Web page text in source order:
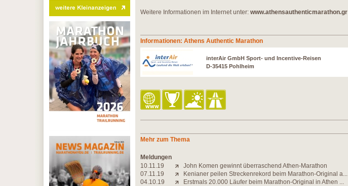
Weitere Informationen im Internet unter: www.athensauthenticmarathon.gr
Informationen: Athens Authentic Marathon
interAir GmbH Sport- und Incentive-Reisen
D-35415 Pohlheim
Mehr zum Thema
Meldungen
10.11.19
John Komen gewinnt überraschend Athen-Marathon
07.11.19
Kenianer peilen Streckenrekord beim Marathon-Original a...
04.10.19
Erstmals 20.000 Läufer beim Marathon-Original in Athen ...